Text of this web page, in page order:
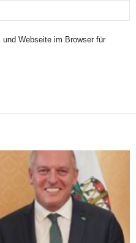
Webseite im Browser für